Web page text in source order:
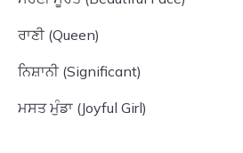
ਰਾਣੀ (Queen)
ਨਿਸ਼ਾਨੀ (Significant)
ਮਸਤ ਮੁੰਡਾ (Joyful Girl)